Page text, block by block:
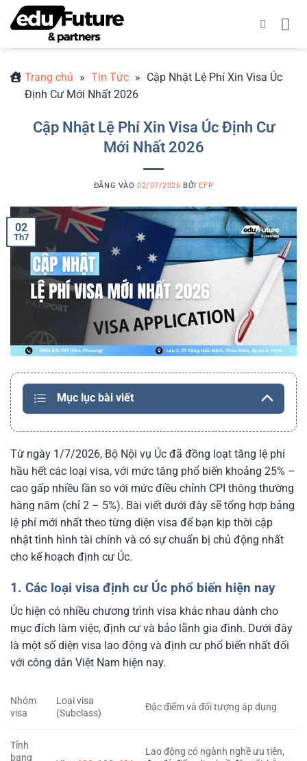
qua
Trang chủ » Tin Tức » Cập Nhật Lệ Phí Xin Visa Úc
Định Cư Mới Nhất 2026
Cập Nhật Lệ Phí Xin Visa Úc Định Cư
Mới Nhất 2026
ĐĂNG VÀO 02/07/2026 BỞI EFP
02
Th7
Mục lục bài viết
Từ ngày 1/7/2026, Bộ Nội vụ Úc đã đồng loạt tăng lệ phí
hầu hết các loại visa, với mức tăng phổ biến khoảng 25% –
cao gấp nhiều lần so với mức điều chỉnh CPI thông thường
hàng năm (chỉ 2 – 5%). Bài viết dưới đây sẽ tổng hợp bảng
lệ phí mới nhất theo từng diện visa để bạn kịp thời cập
nhật tình hình tài chính và có sự chuẩn bị chủ động nhất
cho kế hoạch định cư Úc.
1. Các loại visa định cư Úc phổ biến hiện nay
Úc hiện có nhiều chương trình visa khác nhau dành cho
mục đích làm việc, định cư và bảo lãnh gia đình. Dưới đây
là một số diện visa lao động và định cư phổ biến nhất đối
với công dân Việt Nam hiện nay.
Nhóm
visa
Loại visa
(Subclass)
Đặc điểm và đối tượng áp dụng
Tỉnh
bang
Lao động có ngành nghề ưu tiên,